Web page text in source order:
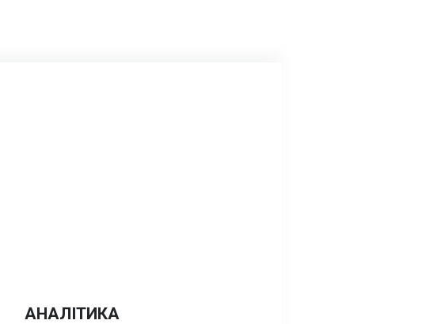
АНАЛІТИКА